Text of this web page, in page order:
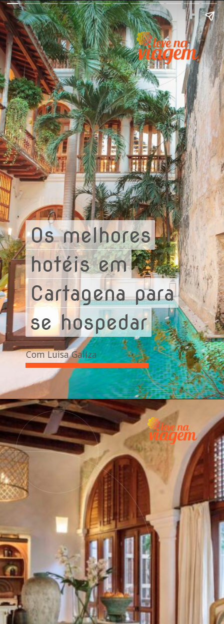
Os melhores
hotéis em
Cartagena para
se hospedar
Os melhores
hotéis em
Cartagena para
se hospedar
Com Luisa Galiza